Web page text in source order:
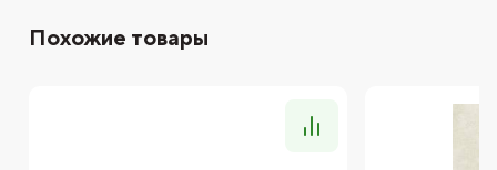
Похожие товары